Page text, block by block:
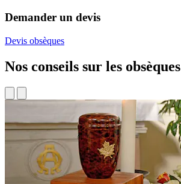
Demander un devis
Devis obsèques
Nos conseils sur les obsèques